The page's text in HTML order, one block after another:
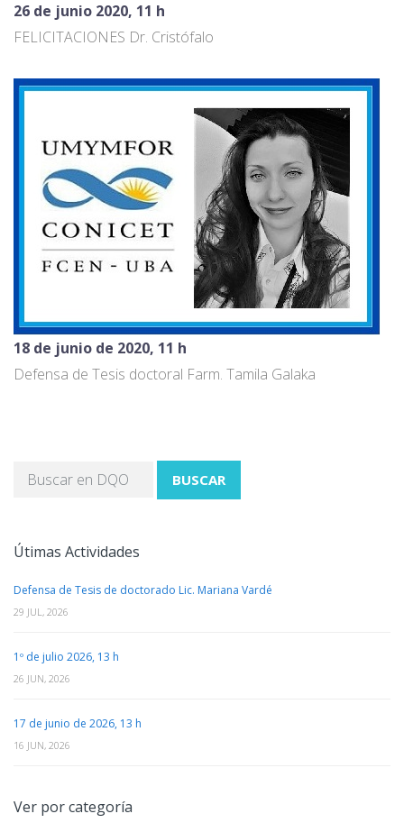
26 de junio 2020, 11 h
FELICITACIONES Dr. Cristófalo
18 de junio de 2020, 11 h
Defensa de Tesis doctoral Farm. Tamila Galaka
BUSCAR
Útimas Actividades
Defensa de Tesis de doctorado Lic. Mariana Vardé
29 JUL, 2026
1º de julio 2026, 13 h
26 JUN, 2026
17 de junio de 2026, 13 h
16 JUN, 2026
Ver por categoría